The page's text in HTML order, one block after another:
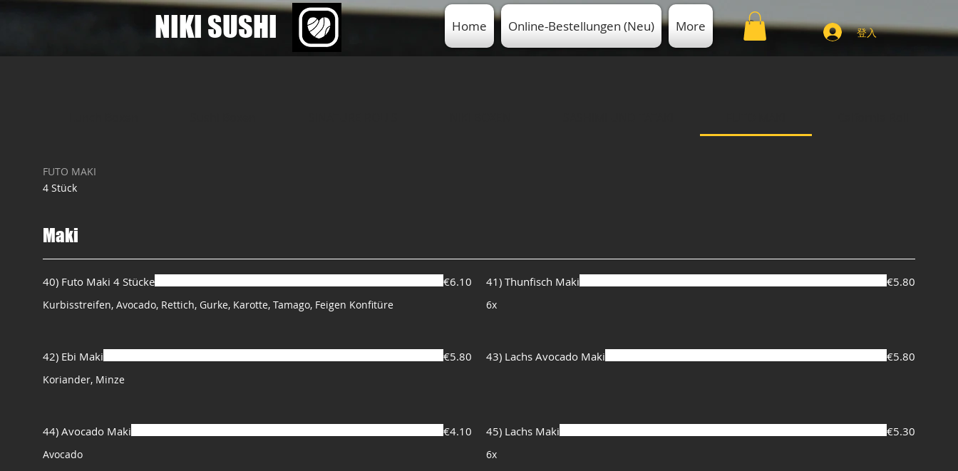
​NIKI SUSHI Home Online-Bestellungen (Neu) More 登入
FUTO MAKI
4 Stück
Maki
40) Futo Maki 4 Stücke
Kurbisstreifen, Avocado, Rettich, Gurke, Karotte, Tamago, Feigen Konfitüre
€6.10 41) Thunfisch Maki
6x
€5.80
42) Ebi Maki
Koriander, Minze
€5.80 43) Lachs Avocado Maki €5.80
44) Avocado Maki
Avocado
€4.10 45) Lachs Maki
6x
€5.30